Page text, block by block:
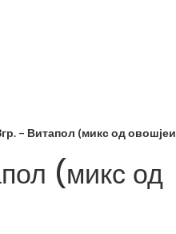
– Витапол (микс од
(микс од